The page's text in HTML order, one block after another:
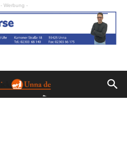
- Werbung -